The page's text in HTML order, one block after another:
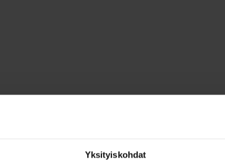
Yksityiskohdat